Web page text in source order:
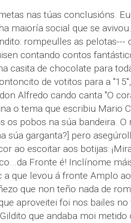
nas túas conclusións.
maioría social que se
rompeulles as pelotas---
contando contos
casita de chocolate para
de votitos para a
Alfredo cando canta "O
o tema que escribiu Mario
os pobos na súa bandeira.
súa garganta?] pero
ao escoitar aos botijas:
Fronte é! Inclínome
a que levou á fronte Amplo
que non teño nada de
aproveitei foi nos bailes no
que andaba moi